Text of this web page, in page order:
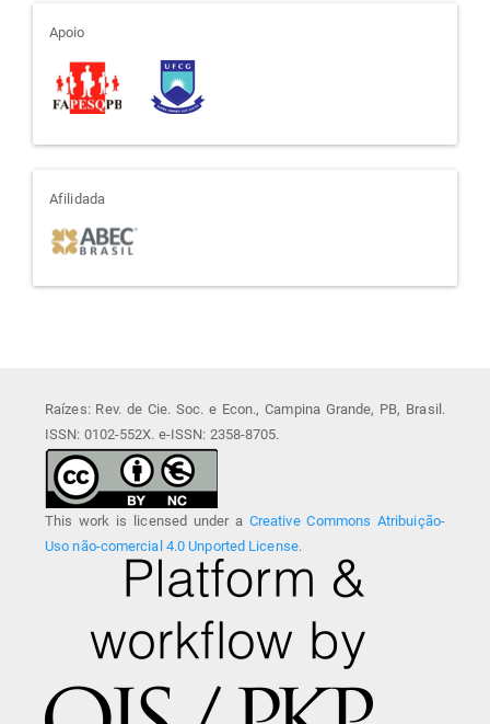
apoio
Apoio
afiliada
Afilidada
Raízes: Rev. de Cie. Soc. e Econ., Campina Grande, PB, Brasil.
ISSN: 0102-552X. e-ISSN: 2358-8705.
This work is licensed under a Creative Commons Atribuição-
Uso não-comercial 4.0 Unported License.